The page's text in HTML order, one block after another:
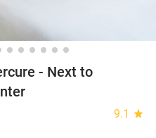
- Next to
9.1 star